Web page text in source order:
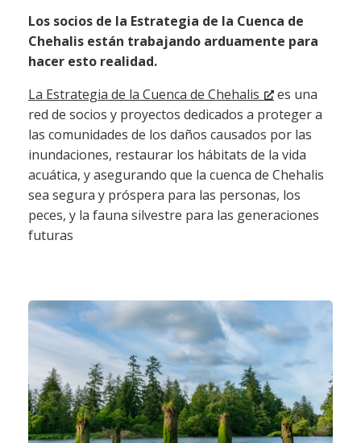
Los socios de la Estrategia de la Cuenca de
Chehalis están trabajando arduamente para
hacer esto realidad.
La Estrategia de la Cuenca de Chehalis
es una
red de socios y proyectos dedicados a proteger a
las comunidades de los daños causados por las
inundaciones, restaurar los hábitats de la vida
acuática, y asegurando que la cuenca de Chehalis
sea segura y próspera para las personas, los
peces, y la fauna silvestre para las generaciones
futuras